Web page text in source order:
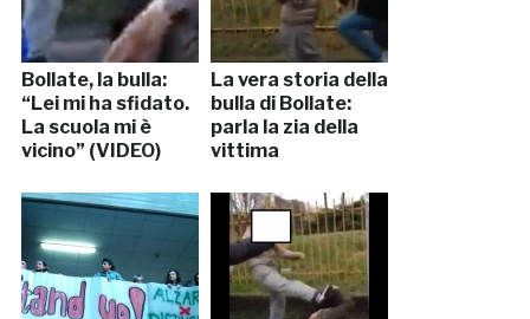
Bollate, la bulla:
“Lei mi ha sfidato.
La scuola mi è
vicino” (VIDEO)
La vera storia della
bulla di Bollate:
parla la zia della
vittima